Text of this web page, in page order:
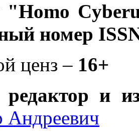
"Homo
номер
ценз – 16+
и
Андреевич